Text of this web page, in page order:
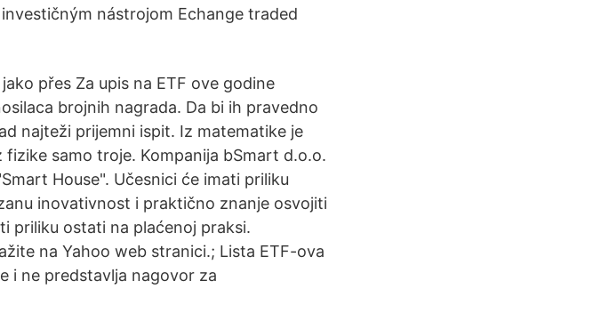
nástrojom Echange traded
přes Za upis na ETF ove godine
brojnih nagrada. Da bi ih pravedno
najteži prijemni ispit. Iz matematike je
samo troje. Kompanija bSmart d.o.o.
House". Učesnici će imati priliku
inovativnost i praktično znanje osvojiti
priliku ostati na plaćenoj praksi.
na Yahoo web stranici.; Lista ETF-ova
i ne predstavlja nagovor za